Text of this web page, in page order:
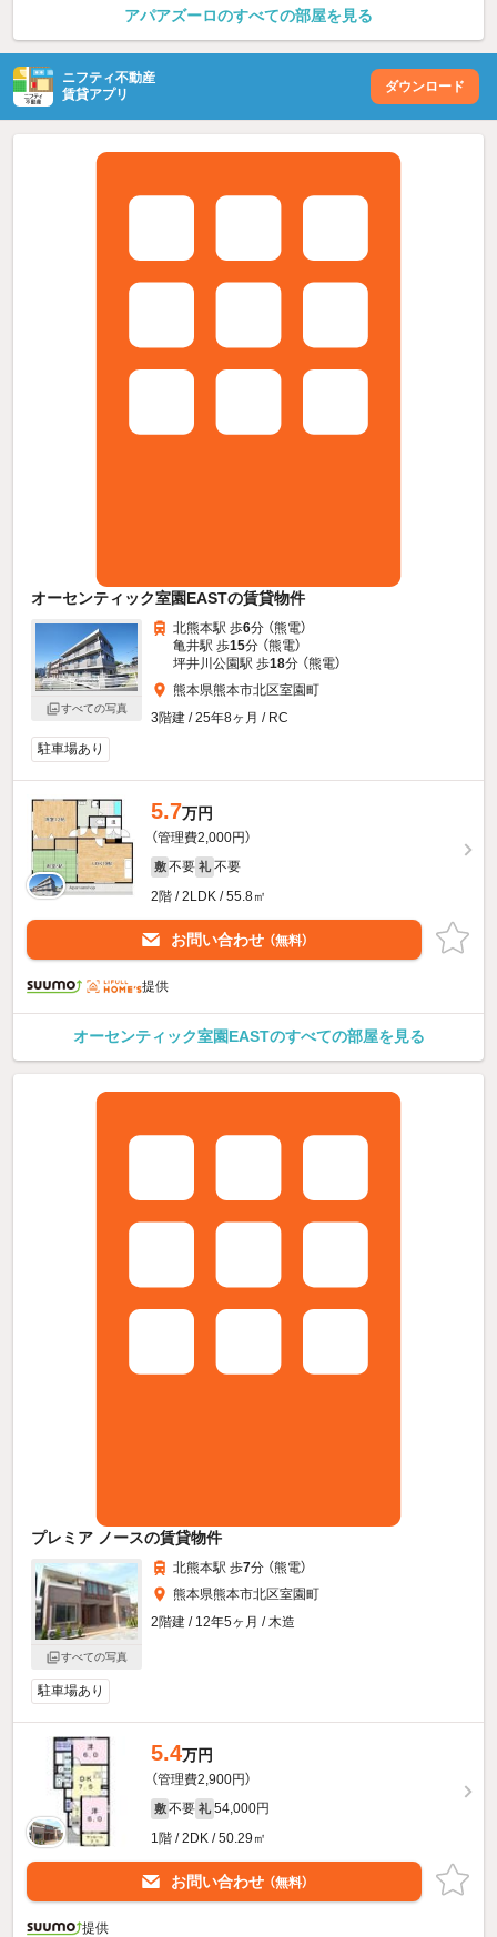
アパアズーロのすべての部屋を見る
ニフティ不動産
賃貸アプリ
ダウンロード
オーセンティック室園EASTの賃貸物件
すべての写真
北熊本駅 歩6分 （熊電）
亀井駅 歩15分 （熊電）
坪井川公園駅 歩18分 （熊電）
熊本県熊本市北区室園町
3階建 / 25年8ヶ月 / RC
駐車場あり
5.7万円
（管理費2,000円）
敷 不要 礼 不要
2階 / 2LDK / 55.8㎡
お問い合わせ （無料）
提供
オーセンティック室園EASTのすべての部屋を見る
プレミア ノースの賃貸物件
すべての写真
北熊本駅 歩7分 （熊電）
熊本県熊本市北区室園町
2階建 / 12年5ヶ月 / 木造
駐車場あり
5.4万円
（管理費2,900円）
敷 不要 礼 54,000円
1階 / 2DK / 50.29㎡
お問い合わせ （無料）
提供